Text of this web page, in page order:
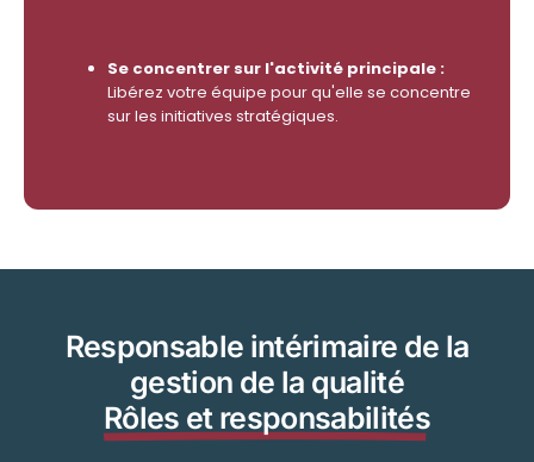
Se concentrer sur l'activité principale :
Libérez votre équipe pour qu'elle se concentre
sur les initiatives stratégiques.
Responsable intérimaire de la
gestion de la qualité
Rôles et responsabilités